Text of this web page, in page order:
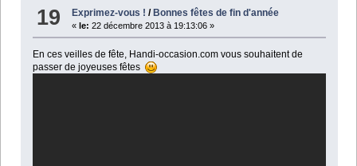
19 Exprimez-vous ! / Bonnes fêtes de fin d'année
« le: 22 décembre 2013 à 19:13:06 »
En ces veilles de fête, Handi-occasion.com vous souhaitent de
passer de joyeuses fêtes